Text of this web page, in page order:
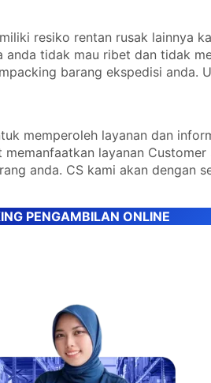
resiko rentan rusak lainnya
anda tidak mau ribet dan tidak
barang ekspedisi anda.
memperoleh layanan dan
layanan
anda. CS kami akan dengan
PENGAMBILAN ONLINE